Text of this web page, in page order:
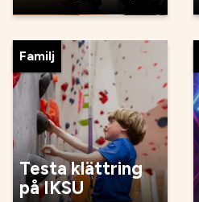
Familj
Testa klättring
på IKSU